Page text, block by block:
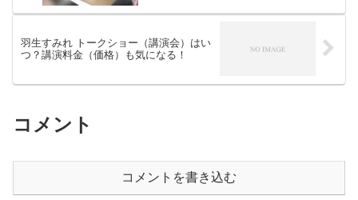
羽生すみれ トークショー（講演会）はい
つ？講演料金（価格）も気になる！
コメント
コメントを書き込む